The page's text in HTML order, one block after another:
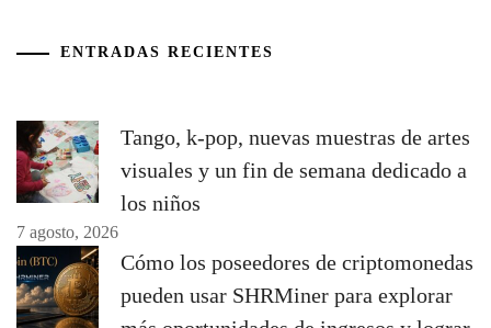
ENTRADAS RECIENTES
Tango, k-pop, nuevas muestras de artes
visuales y un fin de semana dedicado a
los niños
7 agosto, 2026
Cómo los poseedores de criptomonedas
pueden usar SHRMiner para explorar